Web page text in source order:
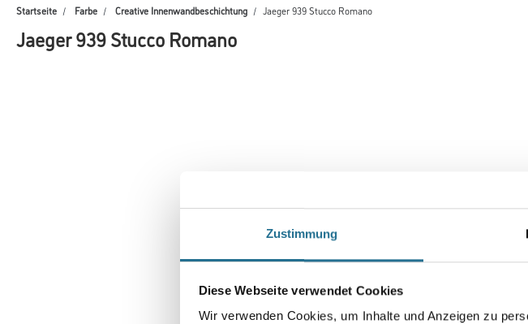
Zustimmung
Diese Webseite verwendet Cookies
Wir verwenden Cookies, um Inhalte und Anzeigen zu
Startseite Farbe Creative Innenwandbeschichtung Jaeger 939 Stucco Romano
Jaeger 939 Stucco Romano